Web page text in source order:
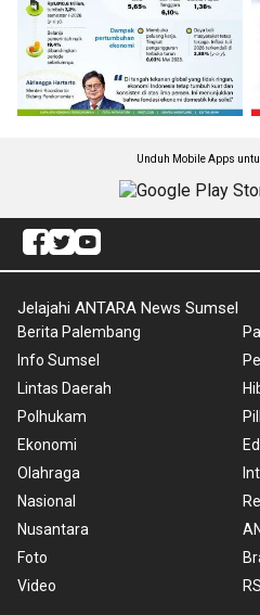
Unduh Mobile Apps
Jelajahi ANTARA News Sumsel
Berita Palembang
Info Sumsel
Lintas Daerah
Polhukam
Ekonomi
Olahraga
Nasional
Nusantara
Foto
Video